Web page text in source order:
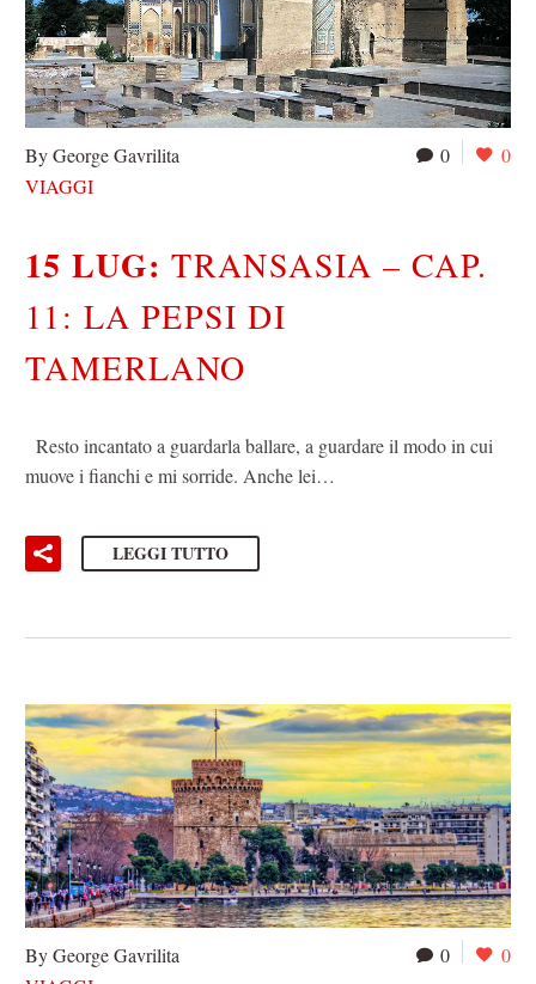
0 0
By George Gavrilita
VIAGGI
15 LUG:TRANSASIA – CAP.
11: LA PEPSI DI
TAMERLANO
Resto incantato a guardarla ballare, a guardare il modo in cui
muove i fianchi e mi sorride. Anche lei…
LEGGI TUTTO
0 0
By George Gavrilita